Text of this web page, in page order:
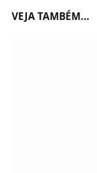
VEJA TAMBÉM...